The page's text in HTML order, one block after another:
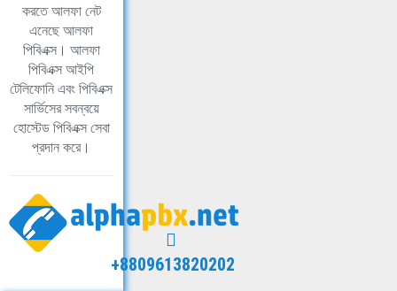
করতে আলফা নেট
এনেছে আলফা
পিবিএক্স। আলফা
পিবিএক্স আইপি
টেলিফোনি এবং পিবিএক্স
সার্ভিসের সবন্বয়ে
হোস্টেড পিবিএক্স সেবা
প্রদান করে।
+8809613820202